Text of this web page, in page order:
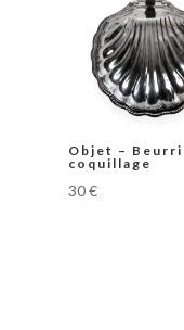
Objet –
coquillage
30€